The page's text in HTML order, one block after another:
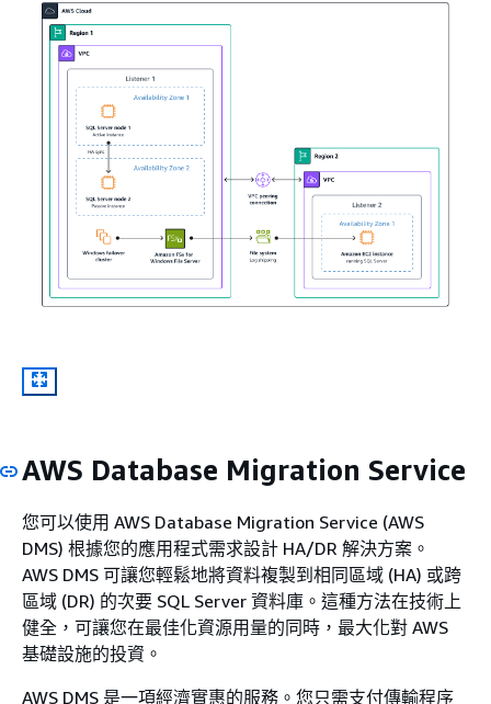
AWS Database Migration Service
您可以使用 AWS Database Migration Service (AWS
DMS) 根據您的應用程式需求設計 HA/DR 解決方案。
AWS DMS 可讓您輕鬆地將資料複製到相同區域 (HA) 或跨
區域 (DR) 的次要 SQL Server 資料庫。這種方法在技術上
健全，可讓您在最佳化資源用量的同時，最大化對 AWS
基礎設施的投資。
AWS DMS 是一項經濟實惠的服務。您只需支付傳輸程序